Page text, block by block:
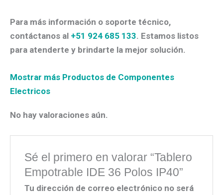
Para más información o soporte técnico,
contáctanos al +51 924 685 133. Estamos listos
para atenderte y brindarte la mejor solución.
Mostrar más Productos de Componentes
Electricos
No hay valoraciones aún.
Sé el primero en valorar “Tablero
Empotrable IDE 36 Polos IP40”
Tu dirección de correo electrónico no será